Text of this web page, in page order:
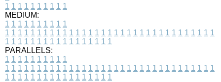
1 1 1 1 1 1 1 1 1 1
MEDIUM:
1 1 1 1 1 1 1 1 1 1
1 1 1 1 1 1 1 1 1 1 1 1 1 1 1 1 1 1 1 1 1 1 1 1 1 1 1 1 1 1 1 1 1
1 1 1 1 1 1 1 1 1 1 1 1 1 1 1 1 1
PARALLELS:
1 1 1 1 1 1 1 1 1 1
1 1 1 1 1 1 1 1 1 1 1 1 1 1 1 1 1 1 1 1 1 1 1 1 1 1 1 1 1 1 1 1 1
1 1 1 1 1 1 1 1 1 1 1 1 1 1 1 1 1